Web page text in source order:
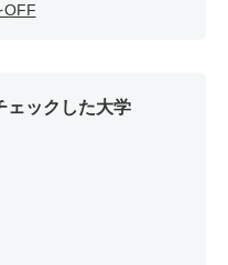
OFF
ェックした大学